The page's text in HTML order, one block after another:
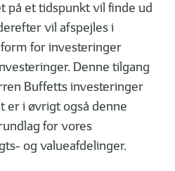
på et tidspunkt vil finde ud
vil afspejles i
for investeringer
Denne tilgang
Buffetts investeringer
er i øvrigt også denne
for vores
og valueafdelinger.